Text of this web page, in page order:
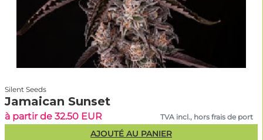
Silent Seeds
Jamaican Sunset
à partir de 32.50 EUR TVA incl., hors frais de port
AJOUTÉ AU PANIER